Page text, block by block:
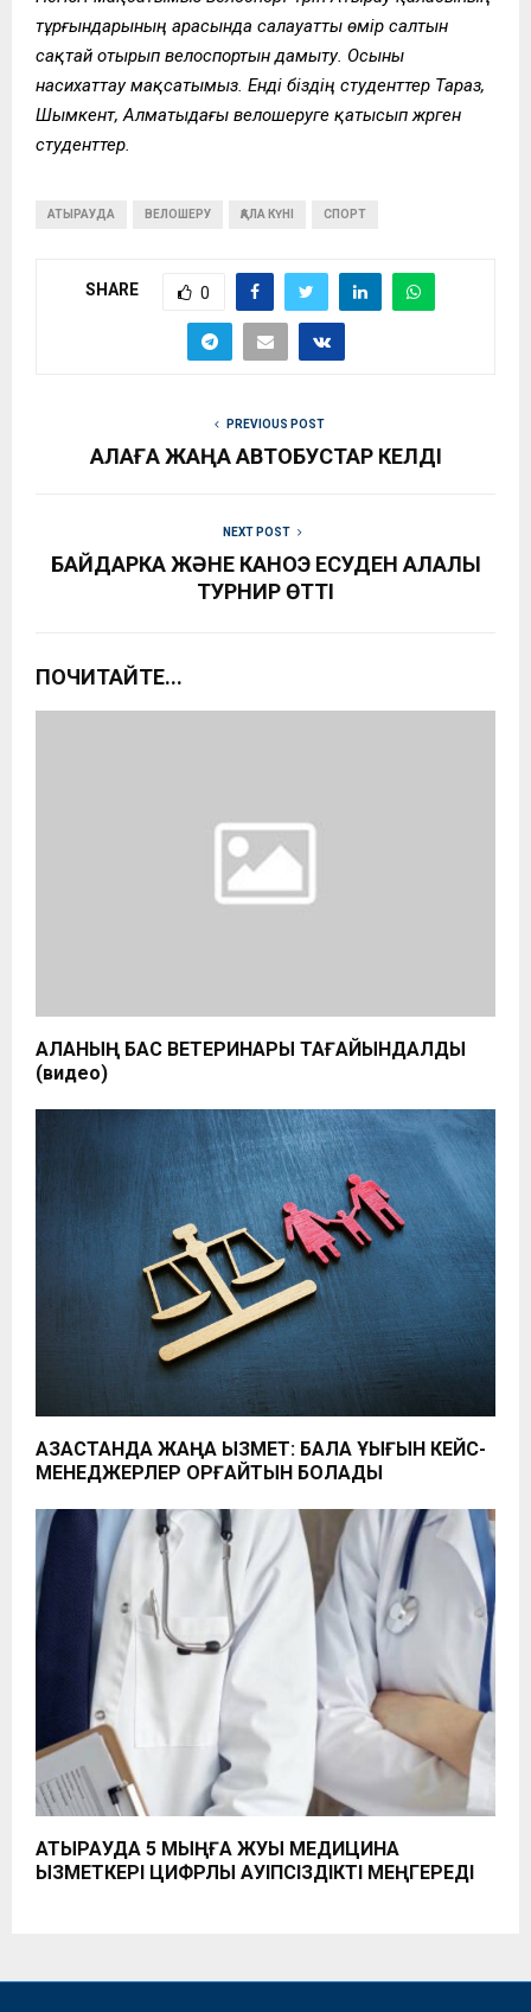
тұрғындарының арасында салауатты өмір салтын
сақтай отырып велоспортын дамыту. Осыны
насихаттау мақсатымыз. Енді біздің студенттер Тараз,
Шымкент, Алматыдағы велошеруге қатысып жүрген
студенттер.
АТЫРАУДА ВЕЛОШЕРУ ҚАЛА КҮНІ СПОРТ
SHARE 0
PREVIOUS POST
ҚАЛАҒА ЖАҢА АВТОБУСТАР КЕЛДІ
NEXT POST
БАЙДАРКА ЖӘНЕ КАНОЭ ЕСУДЕН ҚАЛАЛЫҚ
ТУРНИР ӨТТІ
ПОЧИТАЙТЕ...
ҚАЛАНЫҢ БАС ВЕТЕРИНАРЫ ТАҒАЙЫНДАЛДЫ
(видео)
ҚАЗАҚСТАНДА ЖАҢА ҚЫЗМЕТ: БАЛА ҚҰҚЫҒЫН КЕЙС-
МЕНЕДЖЕРЛЕР ҚОРҒАЙТЫН БОЛАДЫ
АТЫРАУДА 5 МЫҢҒА ЖУЫҚ МЕДИЦИНА
ҚЫЗМЕТКЕРІ ЦИФРЛЫҚ ҚАУІПСІЗДІКТІ МЕҢГЕРЕДІ